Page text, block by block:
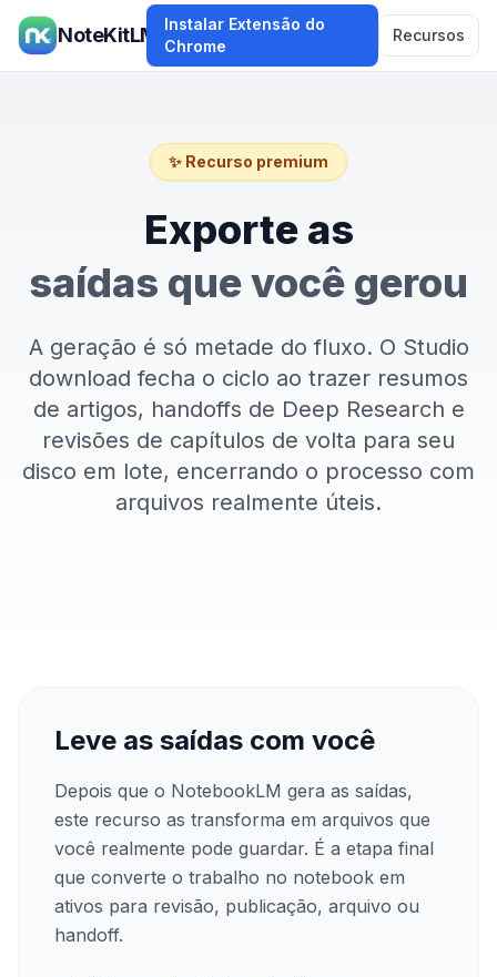
NoteKitLM
Instalar Extensão do
Chrome
Recursos
✨ Recurso premium
Exporte as
saídas que você gerou
A geração é só metade do fluxo. O Studio
download fecha o ciclo ao trazer resumos
de artigos, handoffs de Deep Research e
revisões de capítulos de volta para seu
disco em lote, encerrando o processo com
arquivos realmente úteis.
Leve as saídas com você
Depois que o NotebookLM gera as saídas,
este recurso as transforma em arquivos que
você realmente pode guardar. É a etapa final
que converte o trabalho no notebook em
ativos para revisão, publicação, arquivo ou
handoff.